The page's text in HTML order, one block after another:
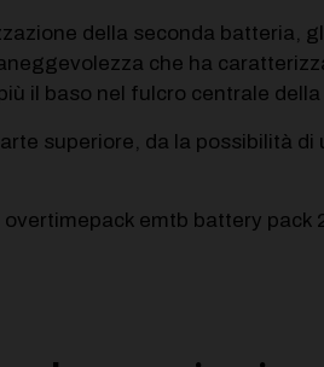
della seconda batteria,
che ha
il baso nel fulcro centrale
superiore, da la possibilità